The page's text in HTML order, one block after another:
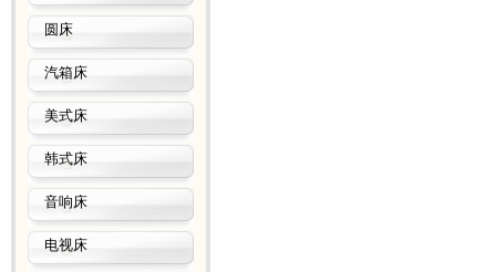
圆床
汽箱床
美式床
韩式床
音响床
电视床